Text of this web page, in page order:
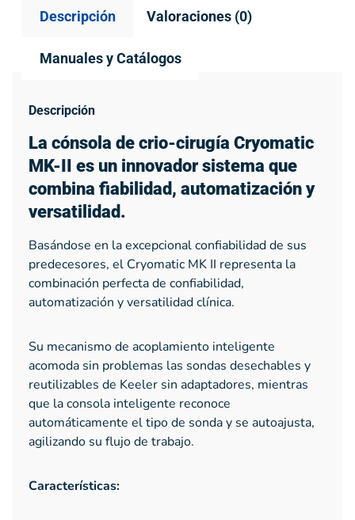
Descripción Valoraciones (0)
Manuales y Catálogos
Descripción
La cónsola de crio-cirugía Cryomatic
MK-II es un innovador sistema que
combina fiabilidad, automatización y
versatilidad.
Basándose en la excepcional confiabilidad de sus
predecesores, el Cryomatic MK II representa la
combinación perfecta de confiabilidad,
automatización y versatilidad clínica.
Su mecanismo de acoplamiento inteligente
acomoda sin problemas las sondas desechables y
reutilizables de Keeler sin adaptadores, mientras
que la consola inteligente reconoce
automáticamente el tipo de sonda y se autoajusta,
agilizando su flujo de trabajo.
Características: